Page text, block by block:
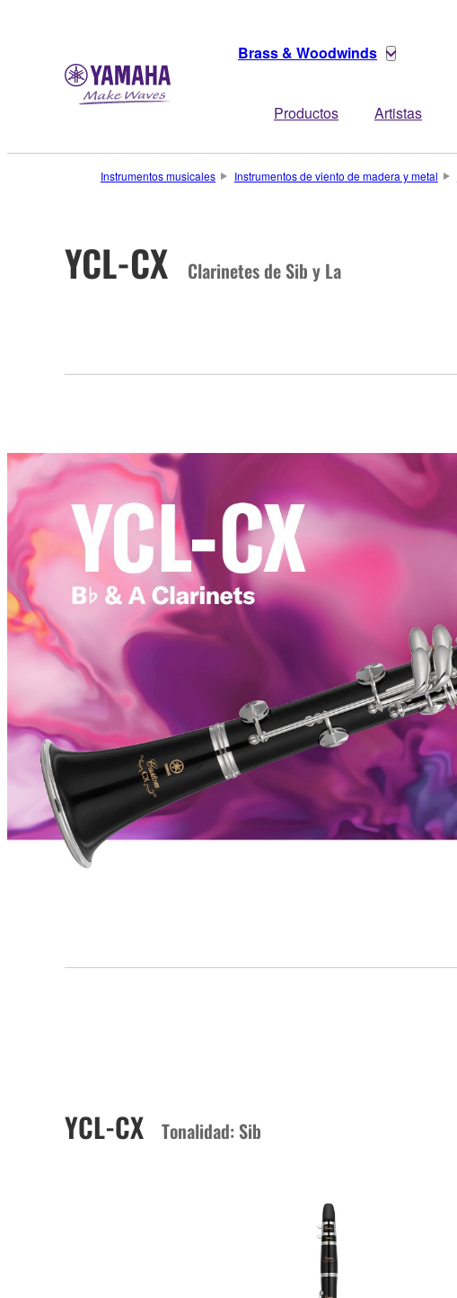
Brass & Woodwinds
Productos Artistas
Instrumentos musicales Instrumentos de viento de madera y metal
YCL-CX Clarinetes de Sib y La
YCL-CX Tonalidad: Sib